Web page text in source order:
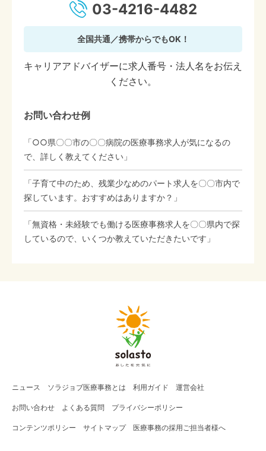
03-4216-4482
全国共通／携帯からでもOK！
キャリアアドバイザーに求人番号・法人名をお伝え
ください。
お問い合わせ例
「○○県〇〇市の〇〇病院の医療事務求人が気になるの
で、詳しく教えてください」
「子育て中のため、残業少なめのパート求人を〇〇市内で
探しています。おすすめはありますか？」
「無資格・未経験でも働ける医療事務求人を〇〇県内で探
しているので、いくつか教えていただきたいです」
ニュース ソラジョブ医療事務 とは 利用ガイド 運営会社
お問い合わせ よくある質問 プライバシーポリシー
コンテンツポリシー サイトマップ 医療事務の採用ご担当者様へ